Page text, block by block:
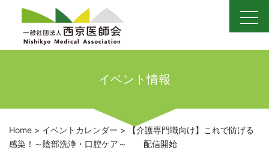
content
イベント情報
Home > イベントカレンダー >
【介護専門職向け】これで防げる
感染！～陰部洗浄・口腔ケア～ 配信開始